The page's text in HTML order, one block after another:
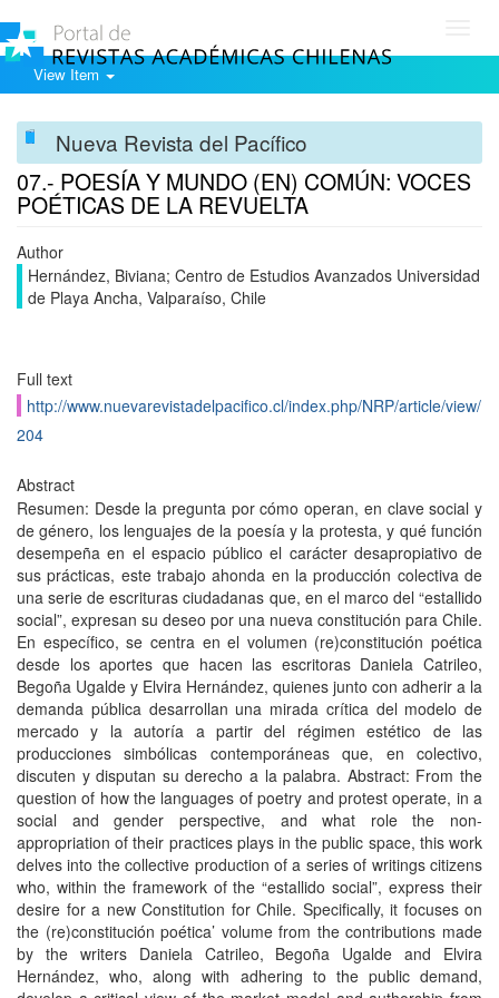
View Item
Nueva Revista del Pacífico
07.- POESÍA Y MUNDO (EN) COMÚN: VOCES
POÉTICAS DE LA REVUELTA
Author
Hernández, Biviana; Centro de Estudios Avanzados Universidad
de Playa Ancha, Valparaíso, Chile
Full text
http://www.nuevarevistadelpacifico.cl/index.php/NRP/article/view/
204
Abstract
Resumen: Desde la pregunta por cómo operan, en clave social y
de género, los lenguajes de la poesía y la protesta, y qué función
desempeña en el espacio público el carácter desapropiativo de
sus prácticas, este trabajo ahonda en la producción colectiva de
una serie de escrituras ciudadanas que, en el marco del “estallido
social”, expresan su deseo por una nueva constitución para Chile.
En específico, se centra en el volumen (re)constitución poética
desde los aportes que hacen las escritoras Daniela Catrileo,
Begoña Ugalde y Elvira Hernández, quienes junto con adherir a la
demanda pública desarrollan una mirada crítica del modelo de
mercado y la autoría a partir del régimen estético de las
producciones simbólicas contemporáneas que, en colectivo,
discuten y disputan su derecho a la palabra. Abstract: From the
question of how the languages of poetry and protest operate, in a
social and gender perspective, and what role the non-
appropriation of their practices plays in the public space, this work
delves into the collective production of a series of writings citizens
who, within the framework of the “estallido social”, express their
desire for a new Constitution for Chile. Specifically, it focuses on
the (re)constitución poética’ volume from the contributions made
by the writers Daniela Catrileo, Begoña Ugalde and Elvira
Hernández, who, along with adhering to the public demand,